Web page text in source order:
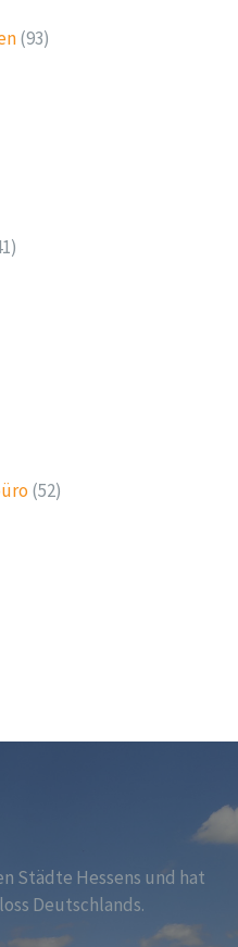
(93)
(52)
Städte Hessens und hat
Deutschlands.